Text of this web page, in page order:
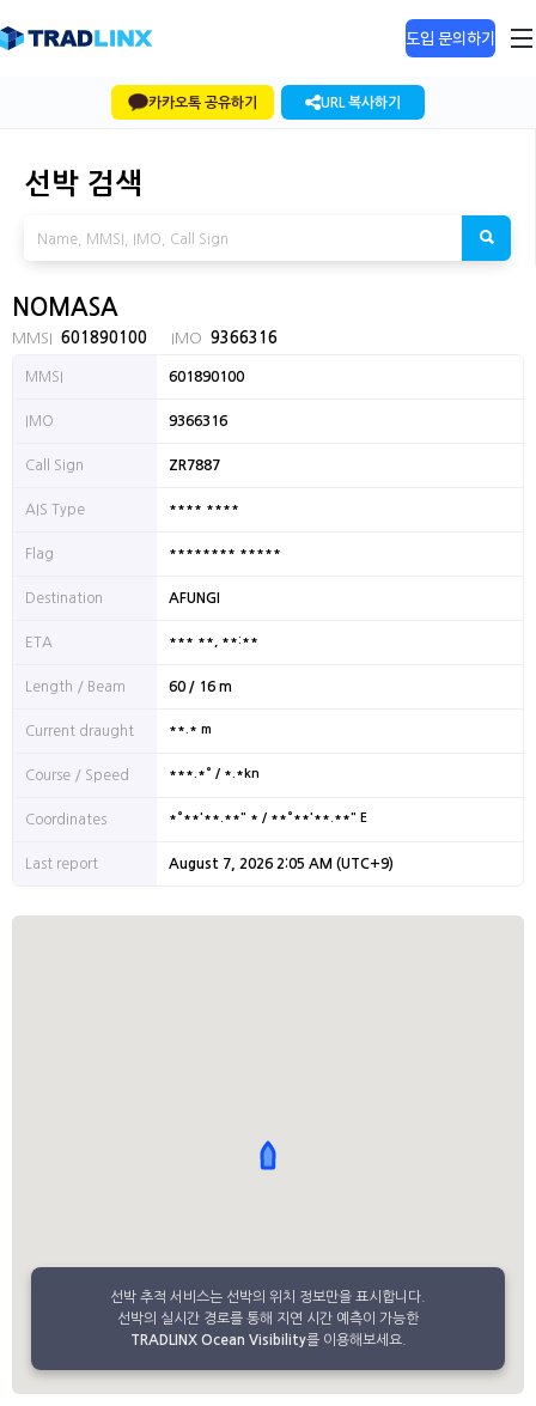
도입 문의하기
카카오톡 공유하기 URL 복사하기
선박 검색
NOMASA
MMSI 601890100 IMO 9366316
MMSI 601890100
IMO 9366316
Call Sign ZR7887
AIS Type **** ****
Flag ******** *****
Destination AFUNGI
ETA *** **, **:**
Length / Beam 60 / 16 m
Current draught **.* m
Course / Speed ***.*° / *.*kn
Coordinates *°**'**.**" * / **°**'**.**" E
Last report August 7, 2026 2:05 AM (UTC+9)
선박 추적 서비스는 선박의 위치 정보만을 표시합니다.
선박의 실시간 경로를 통해 지연 시간 예측이 가능한
TRADLINX Ocean Visibility를 이용해보세요.